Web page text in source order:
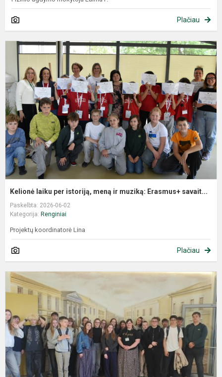
Plačiau
Kelionė laiku per istoriją, meną ir muziką: Erasmus+ savait...
Paskelbta: 2026-06-02
Kategorija: Renginiai
Projektų koordinatorė Lina
Plačiau